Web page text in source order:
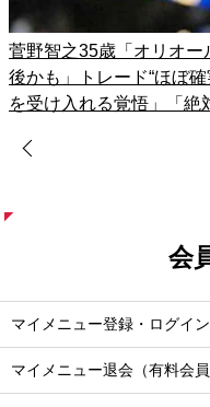
菅野智之35歳「オリオ
後かも」トレード“ほぼ
を受け入れる覚悟」「絶
会
マイメニュー登録・ログイン
マイメニュー退会（有料会員